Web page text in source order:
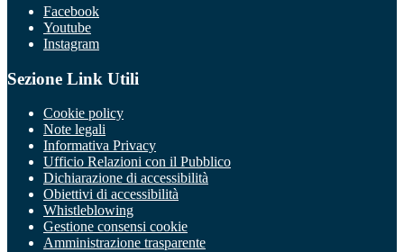
Facebook
Youtube
Instagram
Sezione Link Utili
Cookie policy
Note legali
Informativa Privacy
Ufficio Relazioni con il Pubblico
Dichiarazione di accessibilità
Obiettivi di accessibilità
Whistleblowing
Gestione consensi cookie
Amministrazione trasparente